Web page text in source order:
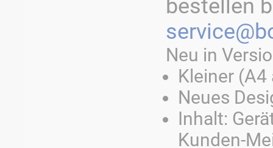
bestellen
Neu in
Kleiner
Neues
Inhalt:
Kunden-